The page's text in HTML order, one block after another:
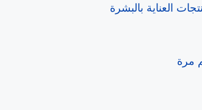
العناية بالبشرة
مرة